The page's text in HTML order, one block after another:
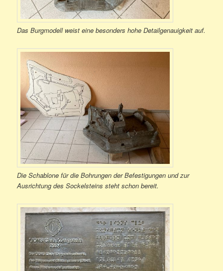
Das Burgmodell weist eine besonders hohe Detailgenauigkeit auf.
Die Schablone für die Bohrungen der Befestigungen und zur
Ausrichtung des Sockelsteins steht schon bereit.